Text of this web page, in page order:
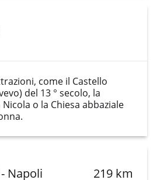
come il Castello
del 13 ° secolo, la
o la Chiesa abbaziale
Napoli 219 km